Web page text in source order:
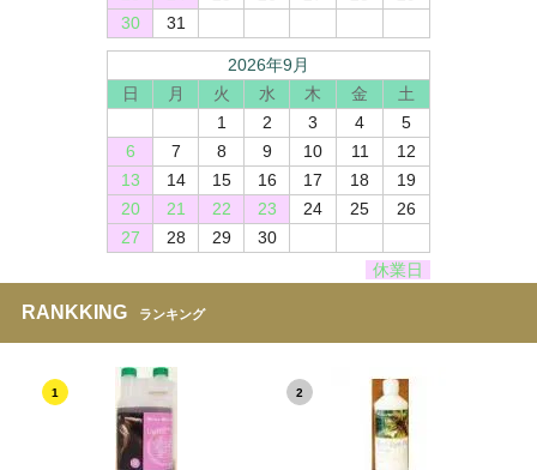
30
31
2026年9月
日
月 火 水 木 金
土
1
2 3 4
5
6
7 8 9 10 11
12
13
14 15 16 17 18
19
20
21 22 23 24 25
26
27
28 29
30
休業日
RANKKING ランキング
1 2